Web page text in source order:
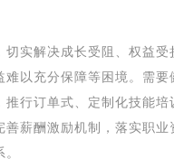
实解决成长受阻、权益
以充分保障等困境。需
行订单式、定制化技能
薪酬激励机制，落实职